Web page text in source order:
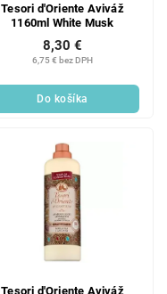
Tesori d'Oriente Aviváž
1160ml White Musk
6,75 € bez DPH
8,30 €
Do košíka
Tesori d'Oriente Aviváž